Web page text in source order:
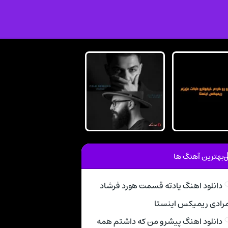
بهترین آهنگ ها
دانلود اهنگ یادته قسمت هورد فرشاد
ریمیکس اینستا
دانلود اهنگ پیشرو من که داشتم همه